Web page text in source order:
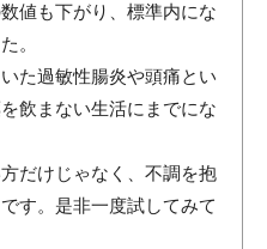
値も下がり、標準内にな
。
た過敏性腸炎や頭痛とい
飲まない生活にまでにな
だけじゃなく、不調を抱
す。是非一度試してみて